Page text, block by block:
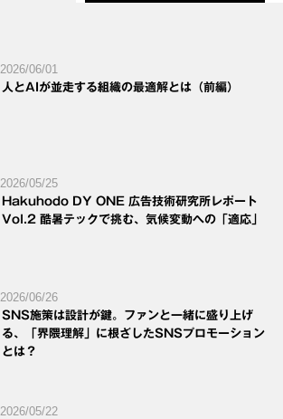
2026/06/01
人とAIが並走する組織の最適解とは（前編）
2026/05/25
Hakuhodo DY ONE 広告技術研究所レポート
Vol.2 酷暑テックで挑む、気候変動への「適応」
2026/06/26
SNS施策は設計が鍵。ファンと一緒に盛り上げ
る、「界隈理解」に根ざしたSNSプロモーション
とは？
2026/05/22